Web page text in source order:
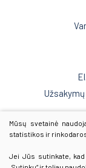
Kraujo
Medicininė
Ginekologinės
Kraujo
Mūsų svetainė
statistikos ir
Jei Jūs sutinkate,